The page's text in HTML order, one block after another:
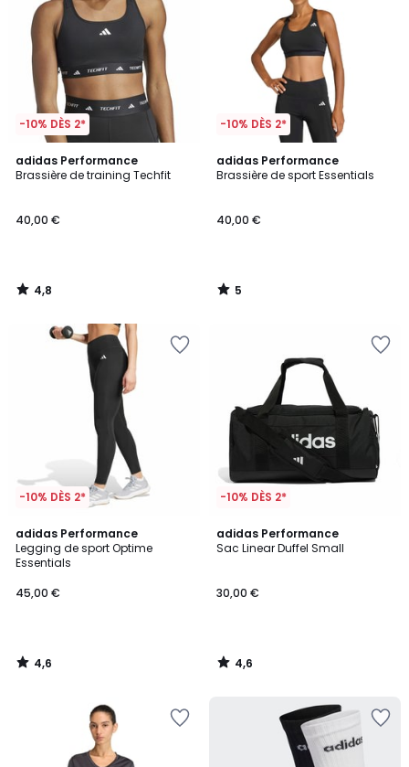
-10% DÈS 2*
adidas Performance
Brassière de training Techfit
40,00 €
4,8
/ 5
4,8
/
-10% DÈS 2*
adidas Performance
Brassière de sport Essentials
40,00 €
5
/
5
/
-10% DÈS 2*
adidas Performance
Legging de sport Optime
Essentials
45,00 €
4,6
/ 5
4,6
/
-10% DÈS 2*
adidas Performance
Sac Linear Duffel Small
30,00 €
4,6
/ 5
4,6
/